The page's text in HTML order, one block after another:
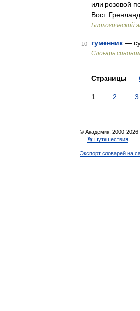
или розовой
Вост.
Биологический
10 гуменник —
Словарь
Страницы
1 2 3
© Академик, 2000-2026
👣 Путешествия
Экспорт словарей на